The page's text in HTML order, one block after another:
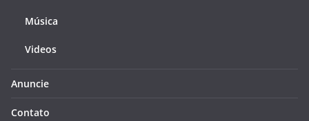
Música
Videos
Anuncie
Contato